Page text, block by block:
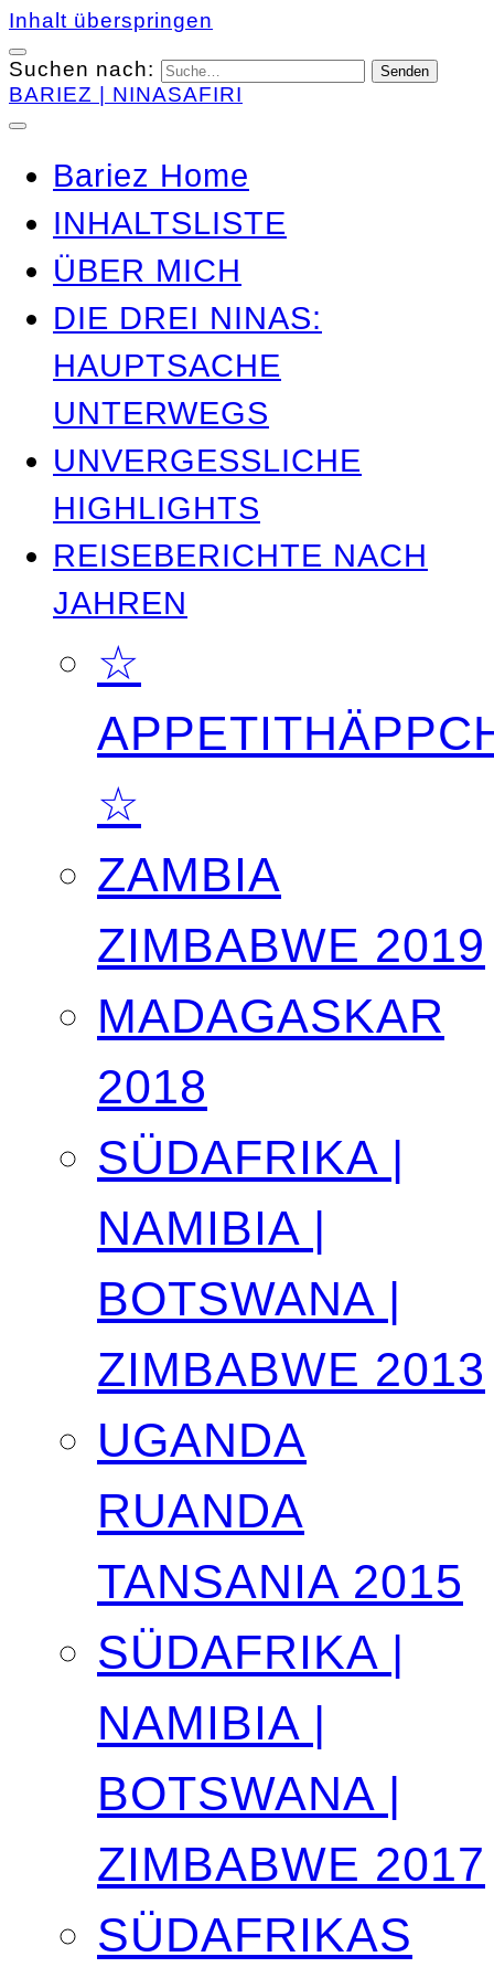
Inhalt überspringen
Suchen nach:
BARIEZ | NINASAFIRI
Bariez Home
INHALTSLISTE
ÜBER MICH
DIE DREI NINAS:
HAUPTSACHE
UNTERWEGS
UNVERGESSLICHE
HIGHLIGHTS
REISEBERICHTE NACH
JAHREN
☆
☆
ZAMBIA
ZIMBABWE 2019
MADAGASKAR
2018
SÜDAFRIKA |
NAMIBIA |
BOTSWANA |
ZIMBABWE 2013
UGANDA
RUANDA
TANSANIA 2015
SÜDAFRIKA |
NAMIBIA |
BOTSWANA |
ZIMBABWE 2017
SÜDAFRIKAS